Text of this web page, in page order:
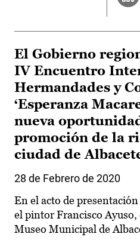
El Gobierno
IV Encuentro
Hermandades y
‘Esperanza
nueva
promoción de la
ciudad de
28 de Febrero de 2020
En el acto de
el pintor Francisco Ayuso,
Museo Municipal de